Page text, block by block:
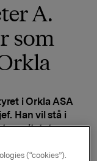
A.
som
i Orkla ASA
Han vil stå i
resultatet
(“cookies”).